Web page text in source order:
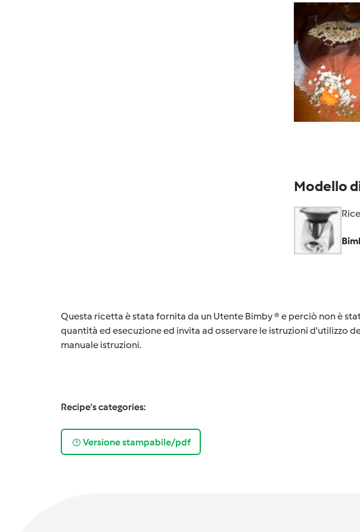
Modello
Questa ricetta è stata fornita da un Utente Bimby ® e perciò non è
quantità ed esecuzione ed invita ad osservare le istruzioni d'utilizzo
manuale istruzioni.
Recipe's categories:
Versione stampabile/pdf